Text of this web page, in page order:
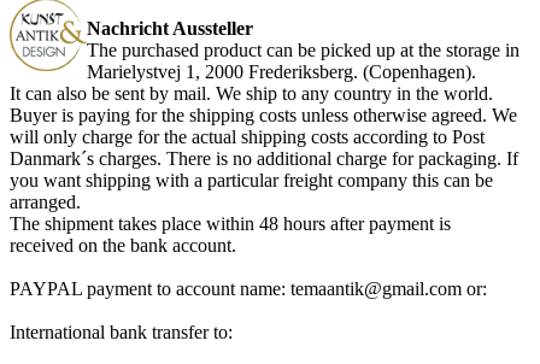
Nachricht Aussteller
The purchased product can be picked up at the storage in
Marielystvej 1, 2000 Frederiksberg. (Copenhagen).
It can also be sent by mail. We ship to any country in the world.
Buyer is paying for the shipping costs unless otherwise agreed. We
will only charge for the actual shipping costs according to Post
Danmark´s charges. There is no additional charge for packaging. If
you want shipping with a particular freight company this can be
arranged.
The shipment takes place within 48 hours after payment is
received on the bank account.
PAYPAL payment to account name: temaantik@gmail.com or:
International bank transfer to: